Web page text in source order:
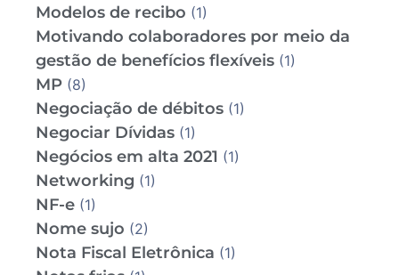
Modelos de recibo (1)
Motivando colaboradores por meio da
gestão de benefícios flexíveis (1)
MP (8)
Negociação de débitos (1)
Negociar Dívidas (1)
Negócios em alta 2021 (1)
Networking (1)
NF-e (1)
Nome sujo (2)
Nota Fiscal Eletrônica (1)